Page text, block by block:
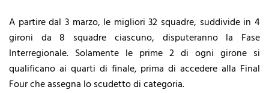
A partire dal 3 marzo, le migliori 32 squadre, suddivide in 4
gironi da 8 squadre ciascuno, disputeranno la Fase
Interregionale. Solamente le prime 2 di ogni girone si
qualificano ai quarti di finale, prima di accedere alla Final
Four che assegna lo scudetto di categoria.